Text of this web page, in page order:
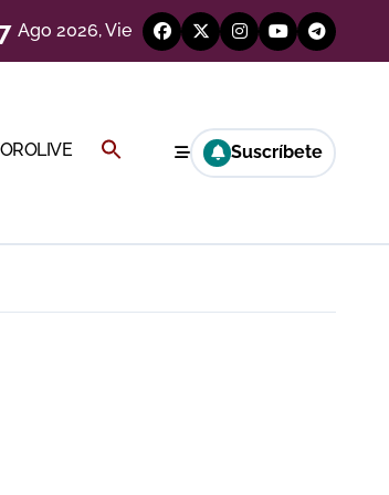
Ago 2026, Vie
Buscar: Suscríbete